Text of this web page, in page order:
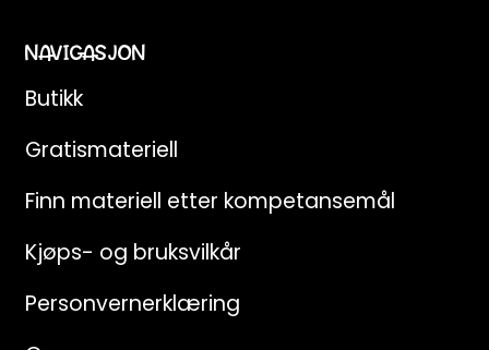
NAVIGASJON
Butikk
Gratismateriell
Finn materiell etter kompetansemål
Kjøps- og bruksvilkår
Personvernerklæring